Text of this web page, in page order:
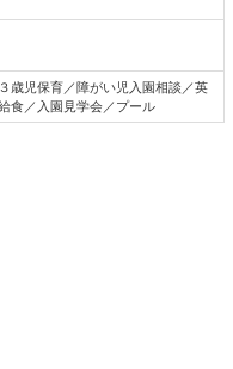
歳児保育／障がい児入園相談／英
食／入園見学会／プール